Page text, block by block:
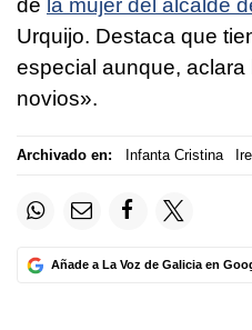
de la mujer del alcalde
Urquijo. Destaca que
especial aunque, aclara
novios».
Archivado en: Infanta Cristina
Añade a La Voz de Galicia en